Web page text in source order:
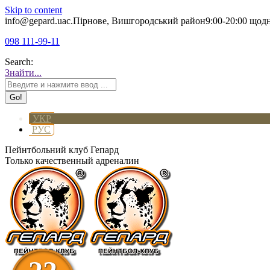
Skip to content
info@gepard.uaс.Пірнове, Вишгородський район9:00-20:00
098 111-99-11
Search:
Знайти...
УКР
РУС
Пейнтбольний клуб Гепард
Только качественный адреналин